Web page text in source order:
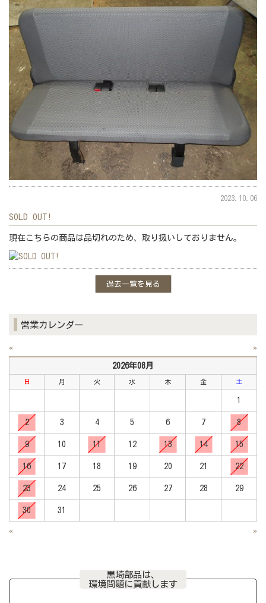
2023.10.06
SOLD OUT!
現在こちらの商品は品切れのため、取り扱いしておりません。
過去一覧を見る
営業カレンダー
« »
2026年08月
日 月 火 水 木 金 土
1
2 3 4 5 6 7 8
9 10 11 12 13 14 15
16 17 18 19 20 21 22
23 24 25 26 27 28 29
30 31
« »
黒埼部品は、
環境問題に貢献します